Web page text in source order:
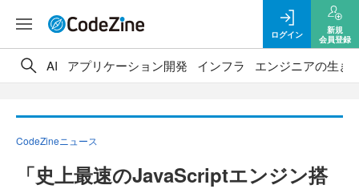
ログイン
新規
会員登録
AI アプリケーション開発 インフラ エンジニアの生き
CodeZineニュース
「史上最速のJavaScriptエンジン搭